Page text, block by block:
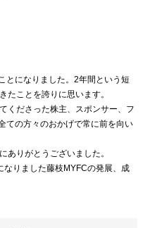
とになりました。2年間という短
たことを誇りに思います。
くださった株主、スポンサー、フ
ての方々のおかげで常に前を向い
ありがとうございました。
なりました藤枝MYFCの発展、成